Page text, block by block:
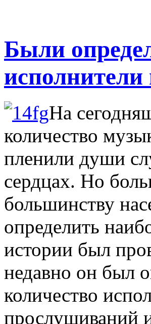
Были
исполнители
На
количество
пленили души
сердцах. Но
большинству
определить
истории был
недавно он был
количество
прослушиваний